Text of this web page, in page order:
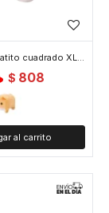
Peluche de gatito cuadrado XL - Blanco
$ 808